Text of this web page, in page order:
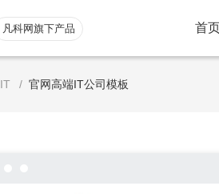
凡科网旗下产品 首
IT / 官网高端IT公司模板